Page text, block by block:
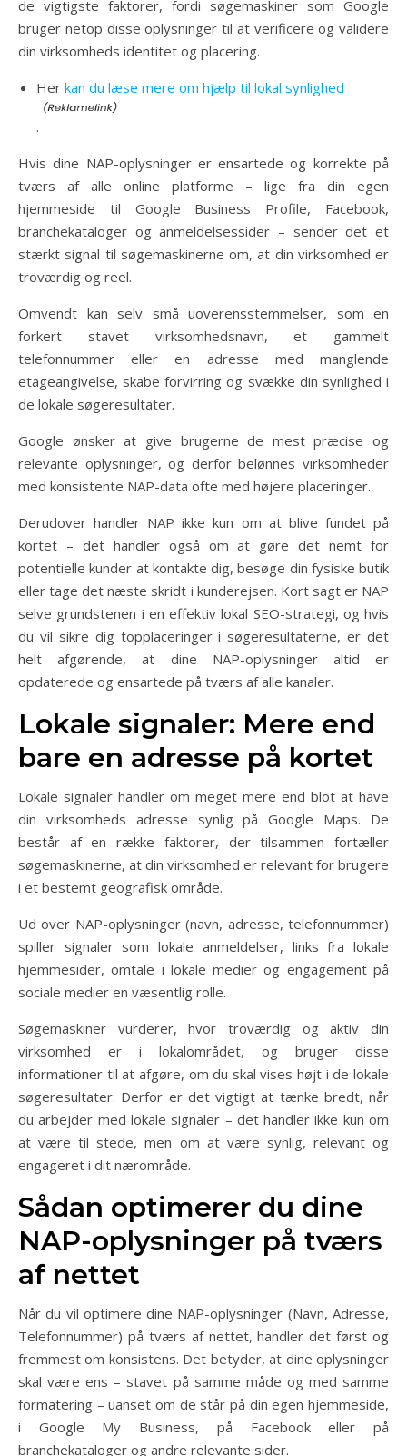
de vigtigste faktorer, fordi søgemaskiner som Google
bruger netop disse oplysninger til at verificere og validere
din virksomheds identitet og placering.
Her kan du læse mere om hjælp til lokal synlighed
.
Hvis dine NAP-oplysninger er ensartede og korrekte på
tværs af alle online platforme – lige fra din egen
hjemmeside til Google Business Profile, Facebook,
branchekataloger og anmeldelsessider – sender det et
stærkt signal til søgemaskinerne om, at din virksomhed er
troværdig og reel.
Omvendt kan selv små uoverensstemmelser, som en
forkert stavet virksomhedsnavn, et gammelt
telefonnummer eller en adresse med manglende
etageangivelse, skabe forvirring og svække din synlighed i
de lokale søgeresultater.
Google ønsker at give brugerne de mest præcise og
relevante oplysninger, og derfor belønnes virksomheder
med konsistente NAP-data ofte med højere placeringer.
Derudover handler NAP ikke kun om at blive fundet på
kortet – det handler også om at gøre det nemt for
potentielle kunder at kontakte dig, besøge din fysiske butik
eller tage det næste skridt i kunderejsen. Kort sagt er NAP
selve grundstenen i en effektiv lokal SEO-strategi, og hvis
du vil sikre dig topplaceringer i søgeresultaterne, er det
helt afgørende, at dine NAP-oplysninger altid er
opdaterede og ensartede på tværs af alle kanaler.
Lokale signaler: Mere end
bare en adresse på kortet
Lokale signaler handler om meget mere end blot at have
din virksomheds adresse synlig på Google Maps. De
består af en række faktorer, der tilsammen fortæller
søgemaskinerne, at din virksomhed er relevant for brugere
i et bestemt geografisk område.
Ud over NAP-oplysninger (navn, adresse, telefonnummer)
spiller signaler som lokale anmeldelser, links fra lokale
hjemmesider, omtale i lokale medier og engagement på
sociale medier en væsentlig rolle.
Søgemaskiner vurderer, hvor troværdig og aktiv din
virksomhed er i lokalområdet, og bruger disse
informationer til at afgøre, om du skal vises højt i de lokale
søgeresultater. Derfor er det vigtigt at tænke bredt, når
du arbejder med lokale signaler – det handler ikke kun om
at være til stede, men om at være synlig, relevant og
engageret i dit nærområde.
Sådan optimerer du dine
NAP-oplysninger på tværs
af nettet
Når du vil optimere dine NAP-oplysninger (Navn, Adresse,
Telefonnummer) på tværs af nettet, handler det først og
fremmest om konsistens. Det betyder, at dine oplysninger
skal være ens – stavet på samme måde og med samme
formatering – uanset om de står på din egen hjemmeside,
i Google My Business, på Facebook eller på
branchekataloger og andre relevante sider.